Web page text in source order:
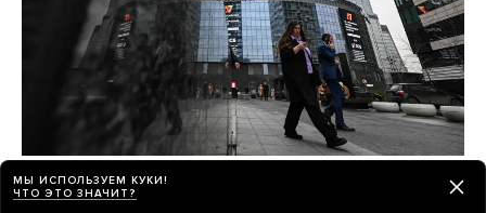
ФСБ устроила облаву
на криптообменники в «Москва-Сити» —
МЫ ИСПОЛЬЗУЕМ КУКИ!
ЧТО ЭТО ЗНАЧИТ?